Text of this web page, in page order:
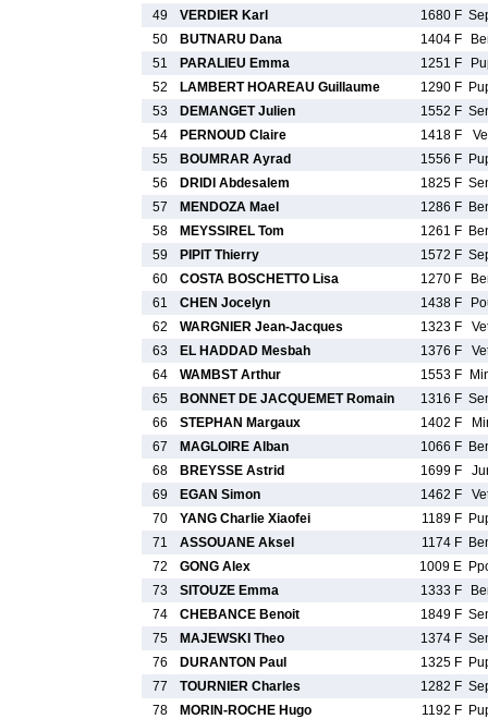
49
VERDIER Karl 1680 F
50
BUTNARU Dana 1404 F
51
PARALIEU Emma 1251 F
52
LAMBERT HOAREAU Guillaume 1290 F
53
DEMANGET Julien 1552 F
54
PERNOUD Claire 1418 F
55
BOUMRAR Ayrad 1556 F
56
DRIDI Abdesalem 1825 F
57
MENDOZA Mael 1286 F
58
MEYSSIREL Tom 1261 F
59
PIPIT Thierry 1572 F
60
COSTA BOSCHETTO Lisa 1270 F
61
CHEN Jocelyn 1438 F
62
WARGNIER Jean-Jacques 1323 F
63
EL HADDAD Mesbah 1376 F
64
WAMBST Arthur 1553 F
65
BONNET DE JACQUEMET Romain 1316 F
66
STEPHAN Margaux 1402 F
67
MAGLOIRE Alban 1066 F
68
BREYSSE Astrid 1699 F
69
EGAN Simon 1462 F
70
YANG Charlie Xiaofei 1189 F
71
ASSOUANE Aksel 1174 F
72
GONG Alex 1009 E
73
SITOUZE Emma 1333 F
74
CHEBANCE Benoit 1849 F
75
MAJEWSKI Theo 1374 F
76
DURANTON Paul 1325 F
77
TOURNIER Charles 1282 F
78
MORIN-ROCHE Hugo 1192 F